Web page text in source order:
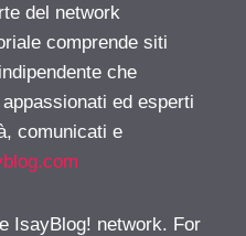
del network
comprende siti
che
ed esperti
comunicati e
IsayBlog! network. For